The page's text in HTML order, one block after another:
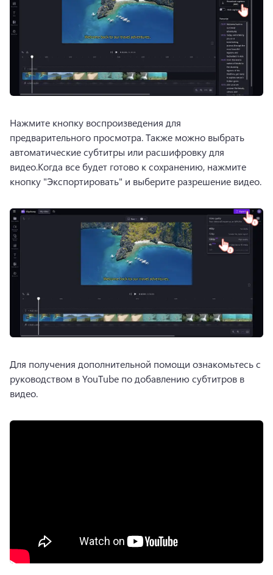
Нажмите кнопку воспроизведения для
предварительного просмотра. Также можно выбрать
автоматические субтитры или расшифровку для
видео.Когда все будет готово к сохранению, нажмите
Для получения дополнительной помощи ознакомьтесь с
руководством в YouTube по добавлению субтитров в
видео.